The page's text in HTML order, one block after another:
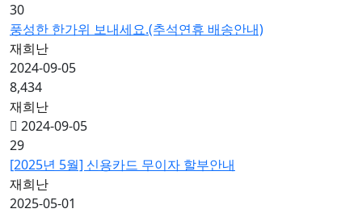
30
풍성한 한가위 보내세요.(추석연휴 배송안내)
재희난
2024-09-05
8,434
재희난
2024-09-05
29
[2025년 5월] 신용카드 무이자 할부안내
재희난
2025-05-01